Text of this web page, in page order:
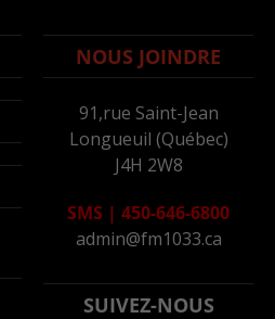
NOUS JOINDRE
91,rue Saint-Jean
Longueuil (Québec)
J4H 2W8
SMS | 450-646-6800
admin@fm1033.ca
SUIVEZ-NOUS